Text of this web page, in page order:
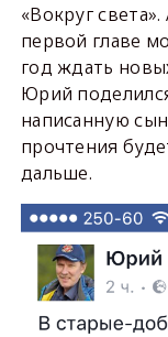
«Вокруг
первой главе
год ждать
Юрий
написанную
прочтения
дальше.